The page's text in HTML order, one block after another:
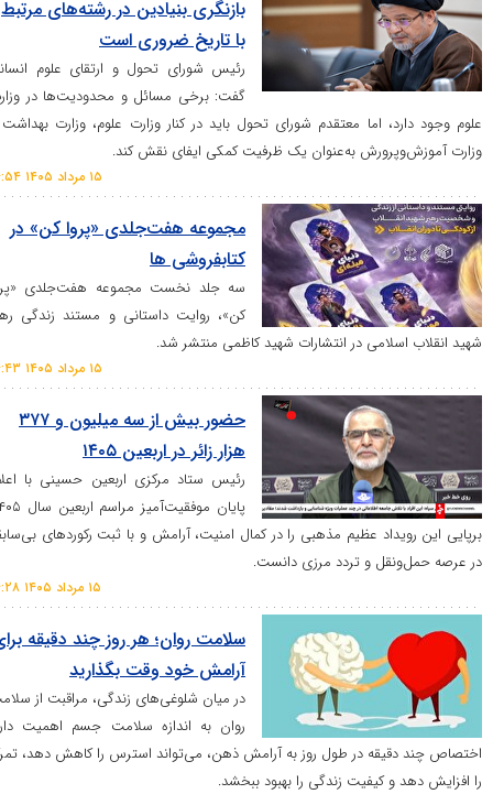
بازنگری بنیادین در رشته‌های مرتبط
با تاریخ ضروری است
رئیس شورای تحول و ارتقای علوم انسانی
گفت: برخی مسائل و محدودیت‌ها در وزارت
اما معتقدم شورای تحول باید در کنار وزارت علوم، وزارت بهداشت و
به‌عنوان یک ظرفیت کمکی ایفای نقش کند.
مجموعه هفت‌جلدی «پروا کن» در
کتابفروشی ها
سه جلد نخست مجموعه هفت‌جلدی «پروا
کن»، روایت داستانی و مستند زندگی رهبر
در انتشارات شهید کاظمی منتشر شد.
حضور بیش از سه میلیون و ۳۷۷
هزار زائر در اربعین ۱۴۰۵
رئیس ستاد مرکزی اربعین حسینی با اعلام
پایان موفقیت‌آمیز مراسم اربعین سال ۱۴۰۵،
عظیم مذهبی را در کمال امنیت، آرامش و با ثبت رکورد‌های بی‌سابقه
و تردد مرزی دانست.
سلامت روان؛ هر روز چند دقیقه برای
آرامش خود وقت بگذارید
در میان شلوغی‌های زندگی، مراقبت از سلامت
روان به اندازه سلامت جسم اهمیت دارد.
در طول روز به آرامش ذهن، می‌تواند استرس را کاهش دهد، تمرکز
کیفیت زندگی را بهبود ببخشد.